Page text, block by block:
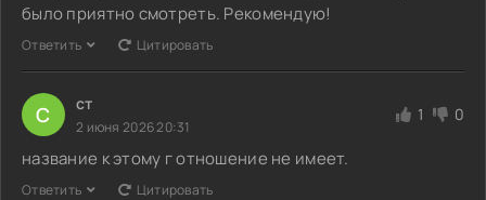
было приятно смотреть. Рекомендую!
Ответить Цитировать
С ст
2 июня 2026 20:31
1 0
название к этому г отношение не имеет.
Ответить Цитировать